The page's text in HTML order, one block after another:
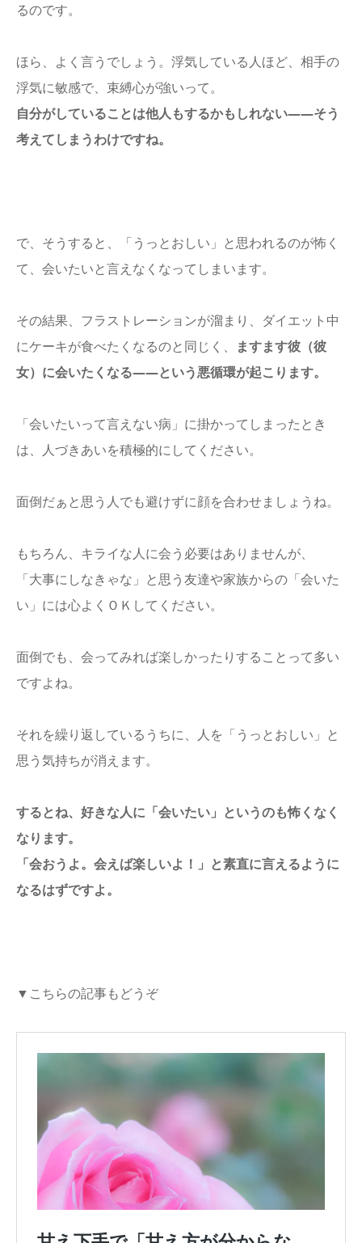
るのです。
ほら、よく言うでしょう。浮気している人ほど、相手の
浮気に敏感で、束縛心が強いって。
自分がしていることは他人もするかもしれない――そう
考えてしまうわけですね。
で、そうすると、「うっとおしい」と思われるのが怖く
て、会いたいと言えなくなってしまいます。
その結果、フラストレーションが溜まり、ダイエット中
にケーキが食べたくなるのと同じく、
ますます彼（彼
女）に会いたくなる――という悪循環が起こります。
「会いたいって言えない病」に掛かってしまったとき
は、人づきあいを積極的にしてください。
面倒だぁと思う人でも避けずに顔を合わせましょうね。
もちろん、キライな人に会う必要はありませんが、
「大事にしなきゃな」と思う友達や家族からの「会いた
い」には心よくＯＫしてください。
面倒でも、会ってみれば楽しかったりすることって多い
ですよね。
それを繰り返しているうちに、人を「うっとおしい」と
思う気持ちが消えます。
するとね、好きな人に「会いたい」というのも怖くなく
なります。
「会おうよ。会えば楽しいよ！」と素直に言えるように
なるはずですよ。
▼こちらの記事もどうぞ